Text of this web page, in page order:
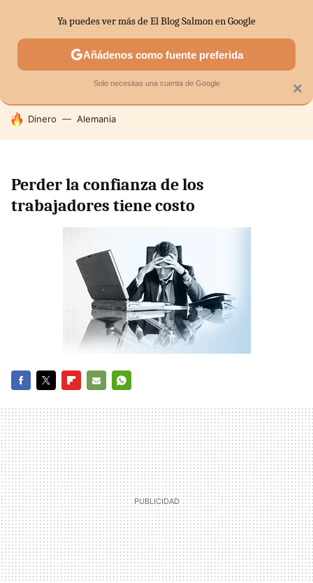
SECTORES ECONOMÍA DOMÉSTICA MERCADOS
HOY SE HABLA DE
Dinero Alemania
Perder la confianza de los
trabajadores tiene costo
MAIL
×
Ya puedes ver más de El Blog Salmon en Google
Añádenos como fuente preferida
Solo necesitas una cuenta de Google